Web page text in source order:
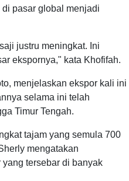
pasar global menjadi
justru meningkat. Ini
ekspornya," kata Khofifah.
menjelaskan ekspor kali ini
selama ini telah
Timur Tengah.
tajam yang semula 700
mengatakan
tersebar di banyak